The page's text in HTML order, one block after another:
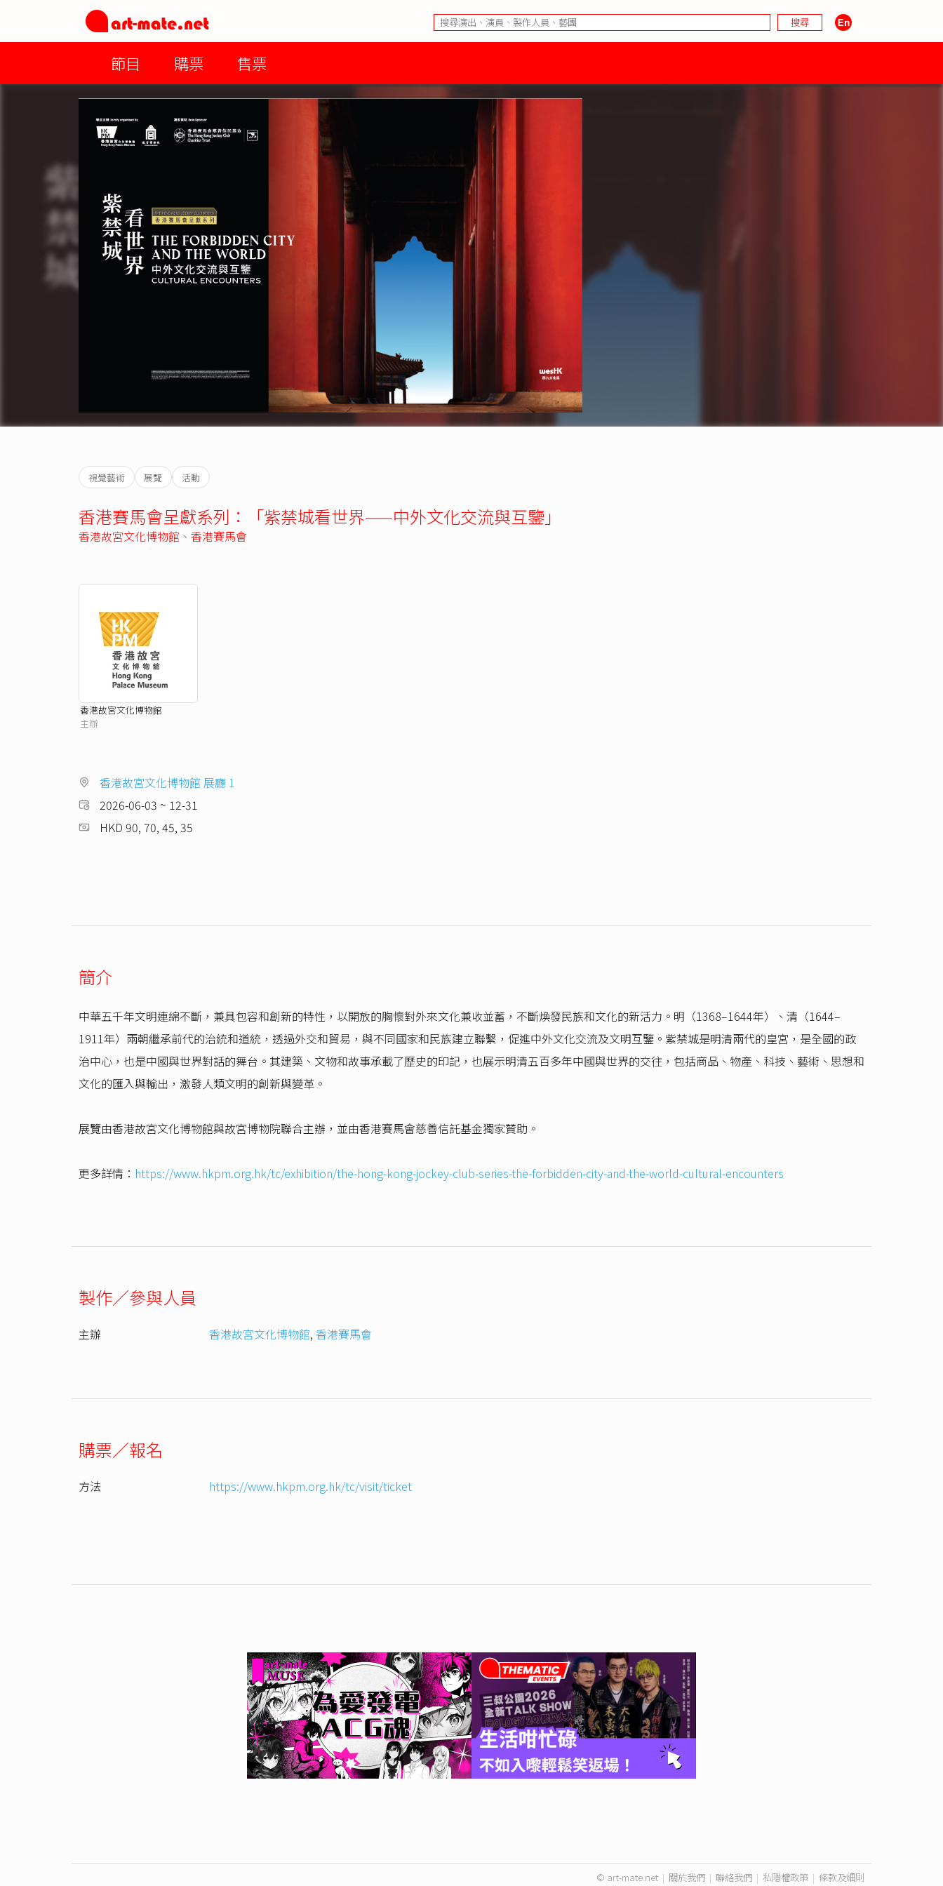
節目 購票 售票
視覺藝術 展覽 活動
香港賽馬會呈獻系列：「紫禁城看世界——中外文化交流與互鑒」
香港故宮文化博物館 、 香港賽馬會
香港故宮文化博物館
主辦
香港故宮文化博物館 展廳 1
2026-06-03 ~ 12-31
HKD 90, 70, 45, 35
簡介
中華五千年文明連綿不斷，兼具包容和創新的特性，以開放的胸懷對外來文化兼收並蓄，不斷煥發民族和文化的新活力。明（1368–1644年）、清（1644–
1911年）兩朝繼承前代的治統和道統，透過外交和貿易，與不同國家和民族建立聯繫，促進中外文化交流及文明互鑒。紫禁城是明清兩代的皇宮，是全國的政
治中心，也是中國與世界對話的舞台。其建築、文物和故事承載了歷史的印記，也展示明清五百多年中國與世界的交往，包括商品、物產、科技、藝術、思想和
文化的匯入與輸出，激發人類文明的創新與變革。
展覽由香港故宮文化博物館與故宮博物院聯合主辦，並由香港賽馬會慈善信託基金獨家贊助。
更多詳情： https://www.hkpm.org.hk/tc/exhibition/the-hong-kong-jockey-club-series-the-forbidden-city-and-the-world-cultural-encounters
製作／參與人員
主辦 香港故宮文化博物館, 香港賽馬會
購票／報名
方法 https://www.hkpm.org.hk/tc/visit/ticket
© art-mate.net | 關於我們 | 聯絡我們 | 私隱權政策 | 條款及細則